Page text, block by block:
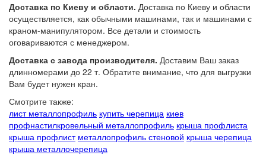
Доставка по Киеву и области. Доставка по Киеву и области
осуществляется, как обычными машинами, так и машинами с
краном-манипулятором. Все детали и стоимость
оговариваются с менеджером.
Доставка с завода производителя. Доставим Ваш заказ
длинномерами до 22 т. Обратите внимание, что для выгрузки
Вам будет нужен кран.
Смотрите также:
лист металлопрофиль купить черепица киев
профнастилкровельный металлопрофиль крыша профлиста
крыша профлист металлопрофиль стеновой крыша черепица
крыша металлочерепица